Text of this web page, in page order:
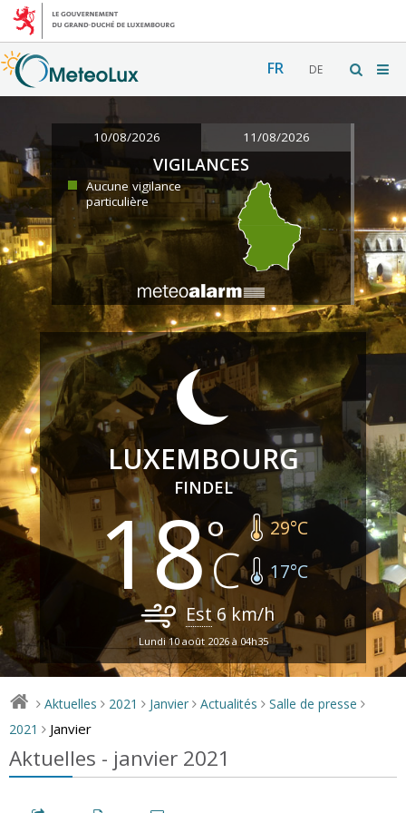
FR DE
10/08/2026 11/08/2026
VIGILANCES
Aucune vigilance
particulière
LUXEMBOURG
FINDEL
18 29°C
17°C
Est6 km/h
Lundi 10 août 2026 à 04h35
> Aktuelles > 2021 > Janvier > Actualités > Salle de presse >
2021 > Janvier
Aktuelles - janvier 2021